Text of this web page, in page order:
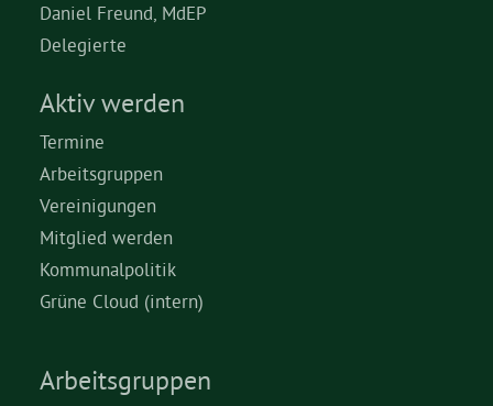
Daniel Freund, MdEP
Delegierte
Aktiv werden
Termine
Arbeitsgruppen
Vereinigungen
Mitglied werden
Kommunalpolitik
Grüne Cloud (intern)
Arbeitsgruppen